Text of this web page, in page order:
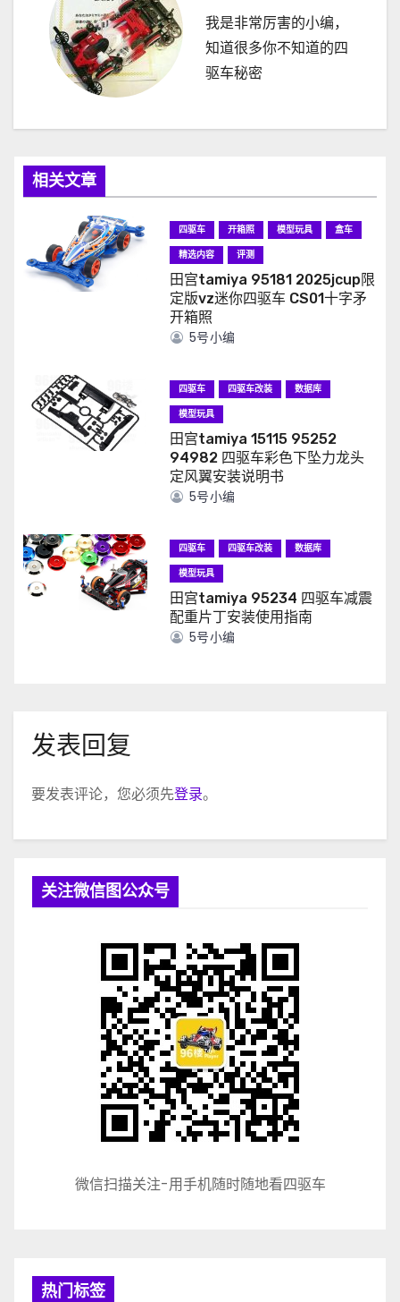
我是非常厉害的小编，
知道很多你不知道的四
驱车秘密
相关文章
四驱车 开箱照 模型玩具
盒车
精选内容
评测
田宫tamiya 95181 2025jcup限
定版vz迷你四驱车 CS01十字矛
开箱照
5号小编
四驱车 四驱车改装
数据库
模型玩具
田宫tamiya 15115 95252
94982 四驱车彩色下坠力龙头
定风翼安装说明书
5号小编
四驱车 四驱车改装
数据库
模型玩具
田宫tamiya 95234 四驱车减震
配重片丁安装使用指南
5号小编
发表回复
要发表评论，您必须先登录。
关注微信图公众号
微信扫描关注-用手机随时随地看四驱车
热门标签